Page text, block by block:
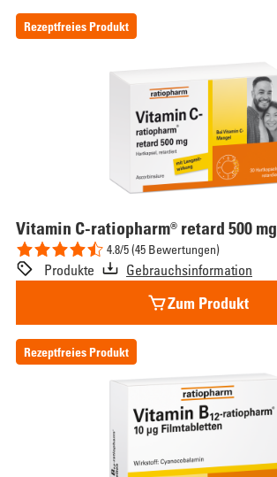
Rezeptfreies Produkt
Vitamin C-ratiopharm® retard 500 mg
4.8/5 (45 Bewertungen)
Produkte Gebrauchsinformation
Zum Produkt
Rezeptfreies Produkt